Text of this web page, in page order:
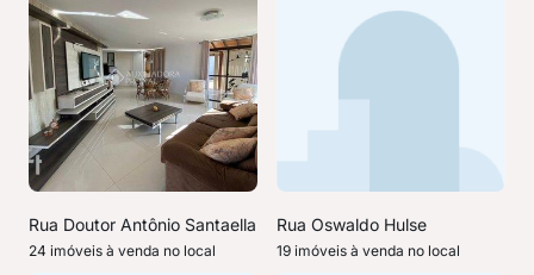
Rua Doutor Antônio Santaella
24 imóveis à venda no local
Rua Oswaldo Hulse
19 imóveis à venda no local